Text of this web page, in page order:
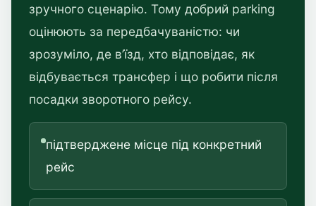
зручного сценарію. Тому добрий parking
оцінюють за передбачуваністю: чи
зрозуміло, де в’їзд, хто відповідає, як
відбувається трансфер і що робити після
посадки зворотного рейсу.
підтверджене місце під конкретний
рейс